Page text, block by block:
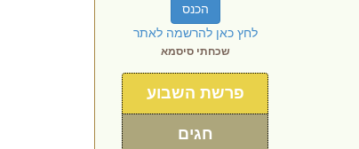
הכנס
לחץ כאן להרשמה לאתר
שכחתי סיסמא
פרשת השבוע
חגים